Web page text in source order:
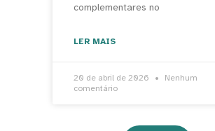
complementares no
LER MAIS
20 de abril de 2026
Nenhum
comentário